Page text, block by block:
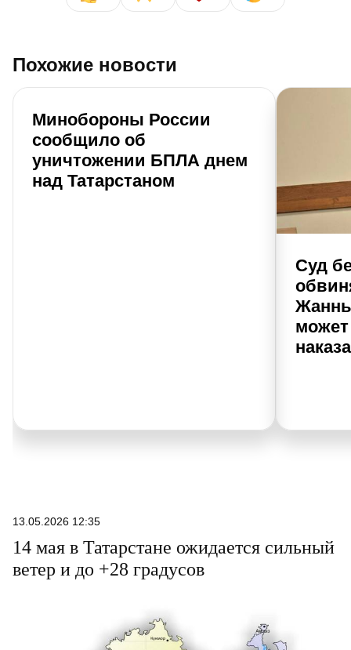
Похожие новости
Минобороны России
сообщило об
уничтожении БПЛА днем
над Татарстаном
Суд
13.05.2026 12:35
14 мая в Татарстане ожидается сильный
ветер и до +28 градусов